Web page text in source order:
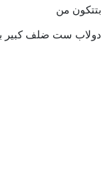
بتتكون من
دولاب ست ضلف كبير